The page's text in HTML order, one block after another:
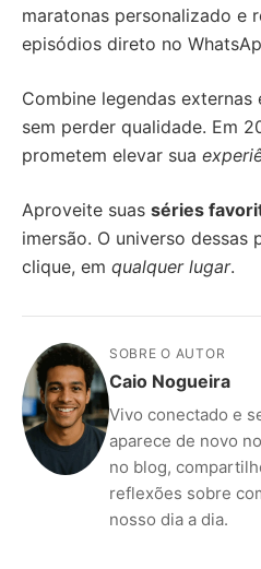
maratonas personalizado e
episódios direto no
Combine legendas
sem perder qualidade. Em
prometem elevar sua
Aproveite suas séries
imersão. O universo dessas
clique, em qualquer lugar.
SOBRE O AUTOR
Caio Nogueira
Vivo conectado e
aparece de novo
no blog,
reflexões sobre
nosso dia a dia.